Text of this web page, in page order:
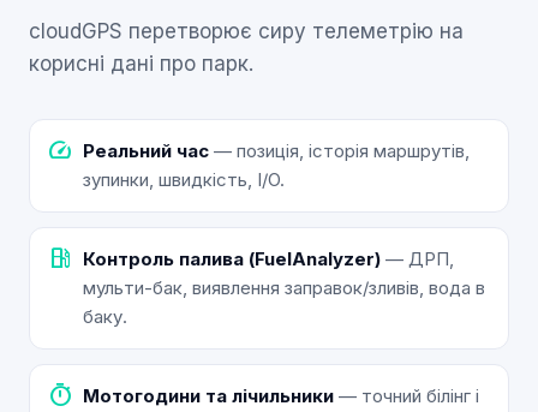
cloudGPS перетворює сиру телеметрію на
корисні дані про парк.
speed Реальний час — позиція, історія маршрутів,
зупинки, швидкість, I/O.
local_gas_station Контроль палива (FuelAnalyzer) — ДРП,
мульти-бак, виявлення заправок/зливів, вода в
баку.
timer Мотогодини та лічильники — точний білінг і